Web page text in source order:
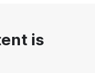
is